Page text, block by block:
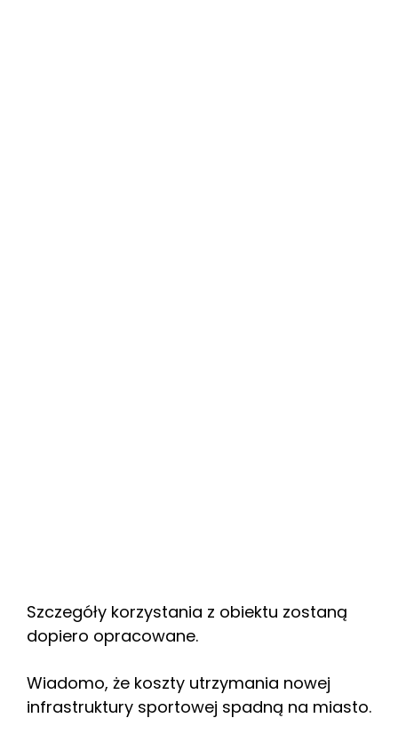
Szczegóły korzystania z obiektu zostaną
dopiero opracowane.
Wiadomo, że koszty utrzymania nowej
infrastruktury sportowej spadną na miasto.